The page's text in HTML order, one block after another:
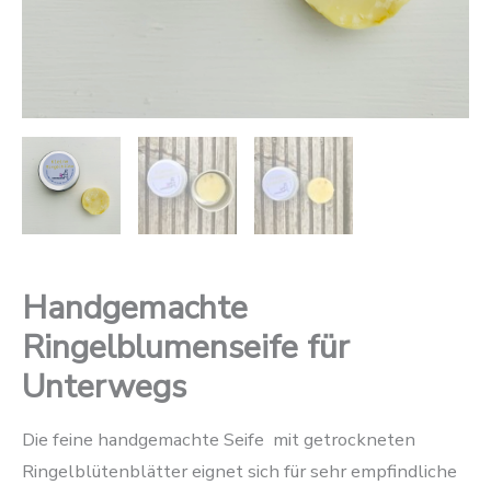
Handgemachte
Ringelblumenseife für
Unterwegs
Die feine handgemachte Seife mit getrockneten
Ringelblütenblätter eignet sich für sehr empfindliche